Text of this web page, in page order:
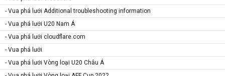
- Vua phá lưới Additional troubleshooting information
- Vua phá lưới U20 Nam Á
- Vua phá lưới cloudflare.com
- Vua phá lưới
- Vua phá lưới Vòng loại U20 Châu Á